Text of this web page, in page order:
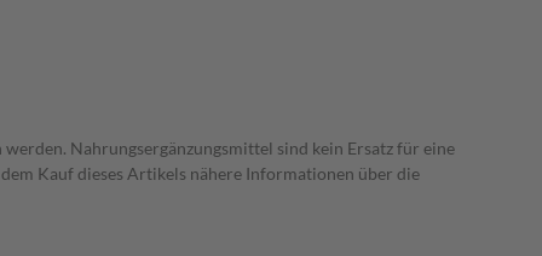
Nahrungsergänzungsmittel sind kein Ersatz für eine
Kauf dieses Artikels nähere Informationen über die